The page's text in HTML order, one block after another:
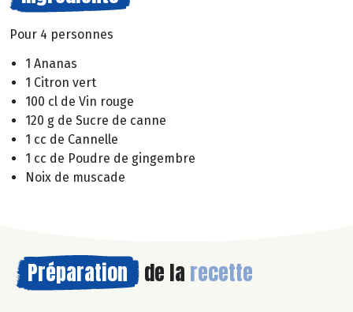
Pour 4 personnes
1 Ananas
1 Citron vert
100 cl de Vin rouge
120 g de Sucre de canne
1 cc de Cannelle
1 cc de Poudre de gingembre
Noix de muscade
Préparation de la recette